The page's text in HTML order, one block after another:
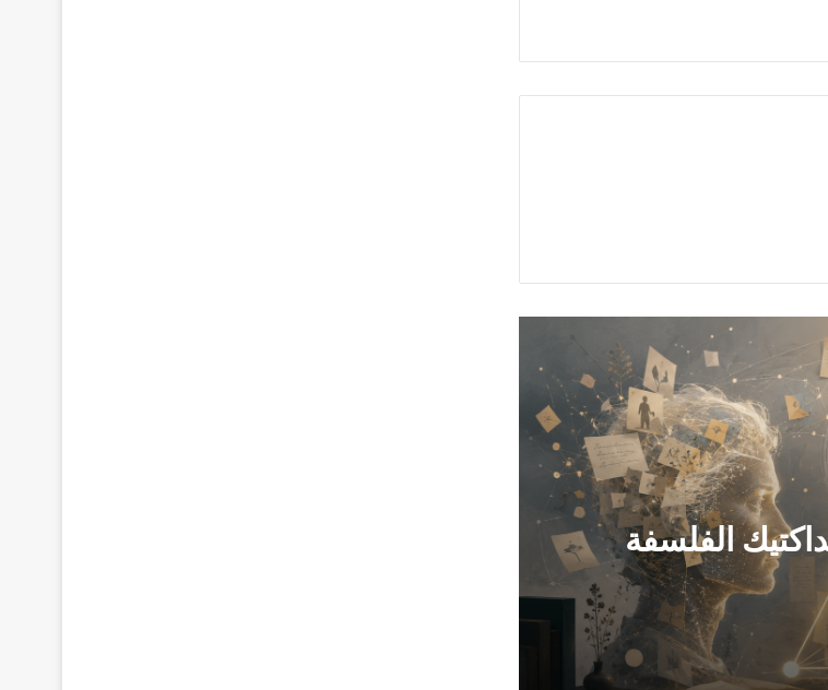
الفلسفة